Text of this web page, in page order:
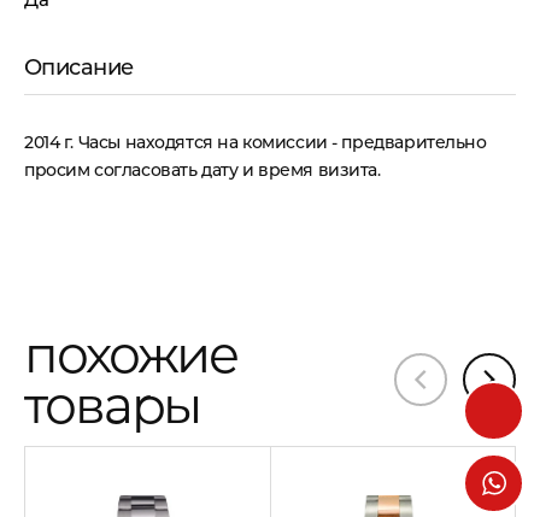
Описание
2014 г. Часы находятся на комиссии - предварительно
просим согласовать дату и время визита.
похожие
товары